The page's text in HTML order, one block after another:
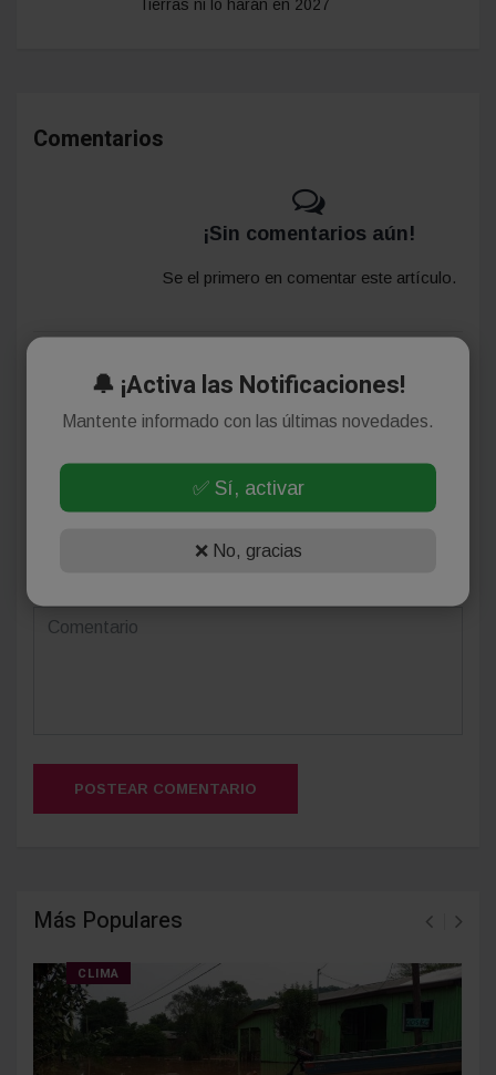
Tierras ni lo harán en 2027
Comentarios
¡Sin comentarios aún!
Se el primero en comentar este artículo.
Deja tu comentario
(Su email no será publicado)
POSTEAR COMENTARIO
Más Populares
CLIMA
🔔 ¡Activa las Notificaciones!
Mantente informado con las últimas novedades.
✅ Sí, activar
❌ No, gracias